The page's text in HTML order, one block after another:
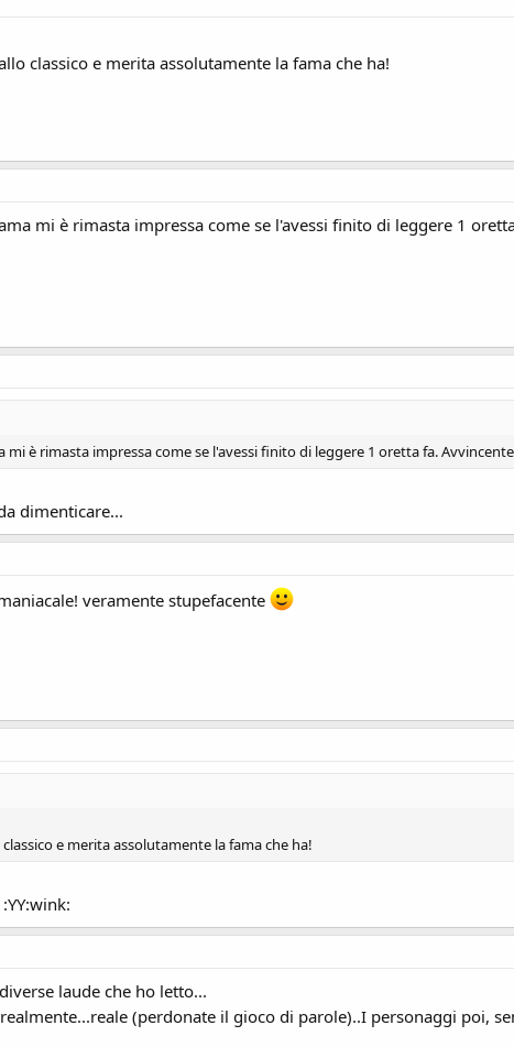
classico e merita assolutamente la fama che ha!
mi è rimasta impressa come se l'avessi finito di leggere 1
è rimasta impressa come se l'avessi finito di leggere 1 oretta fa.
dimenticare...
veramente stupefacente
e merita assolutamente la fama che ha!
laude che ho letto...
(perdonate il gioco di parole)..I personaggi poi,